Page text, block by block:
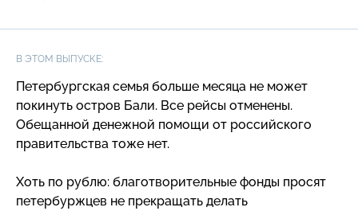
В ЭТОМ ВЫПУСКЕ:
Петербургская семья больше месяца не может
покинуть остров Бали. Все рейсы отменены.
Обещанной денежной помощи от российского
правительства тоже нет.
Хоть по рублю: благотворительные фонды просят
петербуржцев не прекращать делать